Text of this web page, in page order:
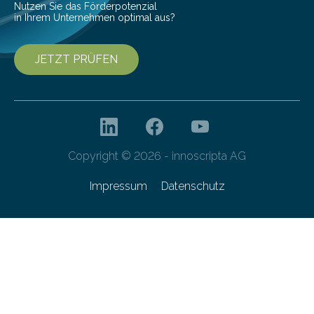
Nutzen Sie das Förderpotenzial
in Ihrem Unternehmen optimal aus?
JETZT PRÜFEN
Copyright © 2026 - innoscripta AG
Impressum Datenschutz